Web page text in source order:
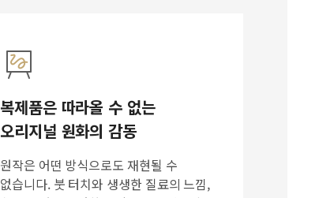
복제품은 따라올 수 없는
오리지널 원화의 감동
원작은 어떤 방식으로도 재현될 수
없습니다. 붓 터치와 생생한 질료의 느낌,